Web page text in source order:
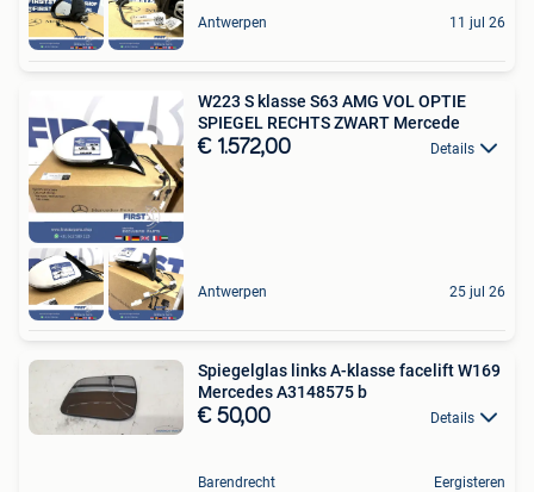
Antwerpen 11 jul 26
W223 S klasse S63 AMG VOL OPTIE
SPIEGEL RECHTS ZWART Mercede
€ 1.572,00 Details
Antwerpen 25 jul 26
Spiegelglas links A-klasse facelift W169
Mercedes A3148575 b
€ 50,00 Details
Barendrecht Eergisteren